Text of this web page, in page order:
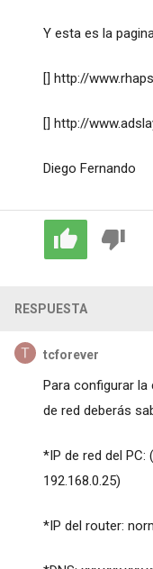
Y esta es la
[] http://
[] http://
Diego Fernando
RESPUESTA
tcforever
Para configurar
de red deberás
*IP de red del
192.168.0.25)
*IP del router: